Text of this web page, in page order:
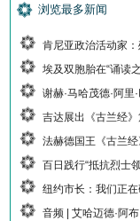
浏览最多新闻
肯尼亚政治活动家
埃及双胞胎在“诵读
谢赫·马哈茂德·阿
吉达展出《古兰经
法赫德国王《古兰
百日践行“抵抗烈士
纽约市长：我们正
音频 | 艾哈迈德·阿